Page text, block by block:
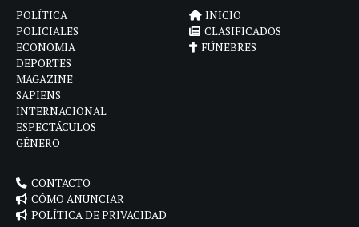
POLÍTICA
POLICIALES
ECONOMIA
DEPORTES
MAGAZINE
SAPIENS
INTERNACIONAL
ESPECTÁCULOS
GÉNERO
INICIO
CLASIFICADOS
FÚNEBRES
CONTACTO
CÓMO ANUNCIAR
POLÍTICA DE PRIVACIDAD